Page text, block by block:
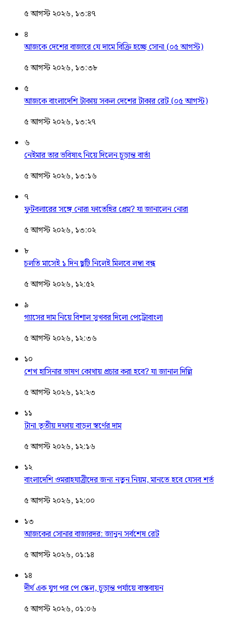
৫ আগস্ট ২০২৬, ১৩:৪৭
৪
আজকে দেশের বাজারে যে দামে বিক্রি হচ্ছে সোনা (০৫ আগস্ট)
৫ আগস্ট ২০২৬, ১৩:৩৮
৫
আজকে বাংলাদেশি টাকায় সকল দেশের টাকার রেট (০৫ আগস্ট)
৫ আগস্ট ২০২৬, ১৩:২৭
৬
নেইমার তার ভবিষ্যৎ নিয়ে দিলেন চূড়ান্ত বার্তা
৫ আগস্ট ২০২৬, ১৩:১৬
৭
ফুটবলারের সঙ্গে নোরা ফাতেহির প্রেম? যা জানালেন নোরা
৫ আগস্ট ২০২৬, ১৩:০২
৮
চলতি মাসেই ১ দিন ছুটি নিলেই মিলবে লম্বা বন্ধ
৫ আগস্ট ২০২৬, ১২:৫২
৯
গ্যাসের দাম নিয়ে বিশাল সুখবর দিলো পেট্রোবাংলা
৫ আগস্ট ২০২৬, ১২:৩৬
১০
শেখ হাসিনার ভাষণ কোথায় প্রচার করা হবে? যা জানাল দিল্লি
৫ আগস্ট ২০২৬, ১২:২৩
১১
টানা তৃতীয় দফায় বাড়ল স্বর্ণের দাম
৫ আগস্ট ২০২৬, ১২:১৬
১২
বাংলাদেশি ওমরাহযাত্রীদের জন্য নতুন নিয়ম, মানতে হবে যেসব শর্ত
৫ আগস্ট ২০২৬, ১২:০০
১৩
আজকের সোনার বাজারদর: জানুন সর্বশেষ রেট
৫ আগস্ট ২০২৬, ০১:১৪
১৪
দীর্ঘ এক যুগ পর পে স্কেল, চূড়ান্ত পর্যায়ে বাস্তবায়ন
৫ আগস্ট ২০২৬, ০১:০৬